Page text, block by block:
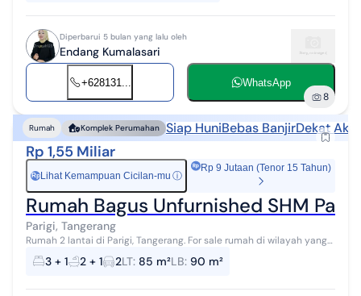
Diperbarui 5 bulan yang lalu oleh
Endang Kumalasari
+628131... WhatsApp
8
Rumah Komplek Perumahan Siap HuniBebas BanjirDekat
Rp 1,55 Miliar
Rp Lihat Kemampuan Cicilan-mu ⓘ
Rp 9 Jutaan (Tenor 15 Tahun)
Rumah Bagus Unfurnished SHM
Parigi, Tangerang
Rumah 2 lantai di Parigi, Tangerang. For sale rumah di wilayah yang
nyaman dengan pemandangan Dekat Pusat Bisnis. Properti 2 lantai
bergaya minima...
3 + 1 2 + 1 2LT: 85 m²LB: 90 m²